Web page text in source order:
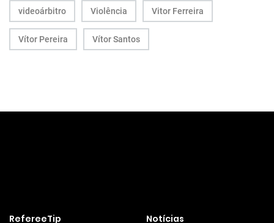
videoárbitro Violência Vitor Ferreira
Vítor Pereira Vítor Santos
RefereeTip Notícias